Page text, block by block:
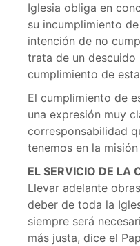
Iglesia obliga en
su incumplimiento
intención de no
trata de un descuido
cumplimiento de
El cumplimiento de
una expresión muy
corresponsabilidad
tenemos en la
EL SERVICIO DE LA
Llevar adelante
deber de toda la
siempre será
más justa, dice el